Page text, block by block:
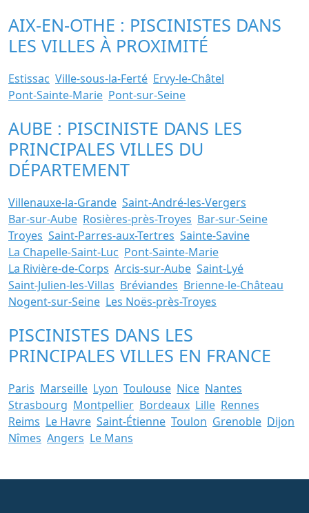
AIX-EN-OTHE : PISCINISTES DANS
LES VILLES À PROXIMITÉ
Estissac Ville-sous-la-Ferté Ervy-le-Châtel
Pont-Sainte-Marie Pont-sur-Seine
AUBE : PISCINISTE DANS LES
PRINCIPALES VILLES DU
DÉPARTEMENT
Villenauxe-la-Grande Saint-André-les-Vergers
Bar-sur-Aube Rosières-près-Troyes Bar-sur-Seine
Troyes Saint-Parres-aux-Tertres Sainte-Savine
La Chapelle-Saint-Luc Pont-Sainte-Marie
La Rivière-de-Corps Arcis-sur-Aube Saint-Lyé
Saint-Julien-les-Villas Bréviandes Brienne-le-Château
Nogent-sur-Seine Les Noës-près-Troyes
PISCINISTES DANS LES
PRINCIPALES VILLES EN FRANCE
Paris Marseille Lyon Toulouse Nice Nantes
Strasbourg Montpellier Bordeaux Lille Rennes
Reims Le Havre Saint-Étienne Toulon Grenoble Dijon
Nîmes Angers Le Mans